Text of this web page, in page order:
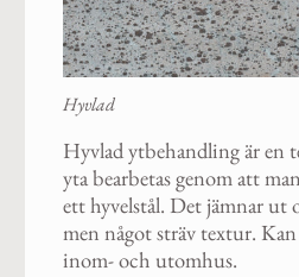
Hyvlad
Hyvlad ytbehandling är en
yta bearbetas genom att
ett hyvelstål. Det jämnar ut
men något sträv textur. Kan
inom- och utomhus.